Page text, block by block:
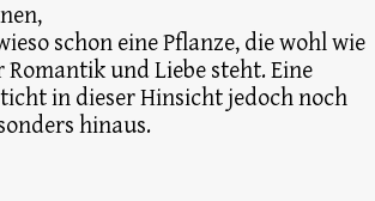
schon eine Pflanze, die wohl wie
Romantik und Liebe steht. Eine
in dieser Hinsicht jedoch noch
hinaus.